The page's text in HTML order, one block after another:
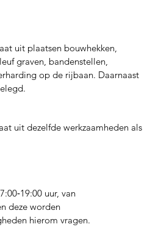
uit plaatsen bouwhekken,
graven, bandenstellen,
op de rijbaan. Daarnaast
uit dezelfde werkzaamheden als
uur, van
deze worden
hierom vragen.